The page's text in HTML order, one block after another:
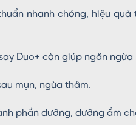
nhanh chóng, hiệu
Duo+ còn giúp ngăn
mụn, ngừa thâm.
phần dưỡng, dưỡng ẩm